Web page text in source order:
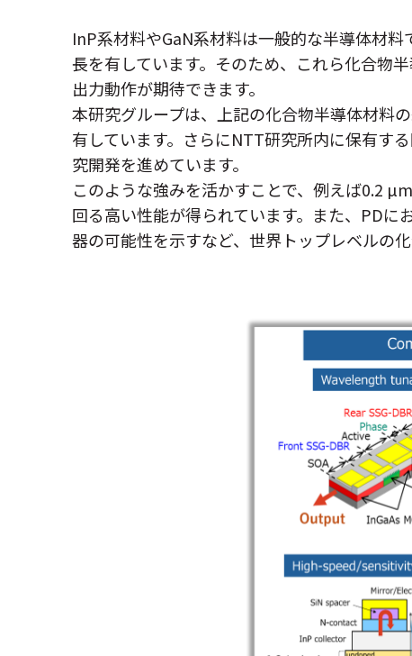
InP系材料やGaN系材料は一般的な半導体材
長を有しています。そのため、これら化合物
出力動作が期待できます。
本研究グループは、上記の化合物半導体材料
有しています。さらにNTT研究所内に保有す
究開発を進めています。
このような強みを活かすことで、例えば0.2
回る高い性能が得られています。また、PDに
器の可能性を示すなど、世界トップレベルの